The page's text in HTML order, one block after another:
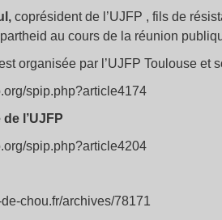
coprésident de l’UJFP , fils de
au cours de la réunion
organisée par l’UJFP Toulouse et
spip.php?article4174
l’UJFP
spip.php?article4204
chou.fr/archives/78171